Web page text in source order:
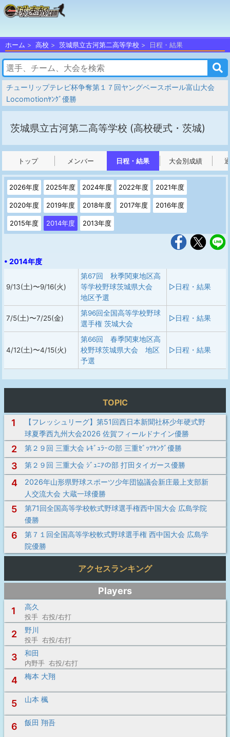
ホーム 高校 茨城県立古河第二高等学校 日程・結果
チューリップテレビ杯争奪第１７回ヤングベースボール富山大会
Locomotionﾔﾝｸﾞ優勝
茨城県立古河第二高等学校 (高校硬式・茨城)
トップ メンバー 日程・結果 大会別成績
2026年度 2025年度 2024年度 2022年度 2021年度
2020年度 2019年度 2018年度 2017年度 2016年度
2015年度 2014年度 2013年度
• 2014年度
9/13(土)〜9/16(火)
第67回 秋季関東地区高
等学校野球茨城県大会
地区予選
▷日程・結果
7/5(土)〜7/25(金)
第96回全国高等学校野球
選手権 茨城大会
▷日程・結果
4/12(土)〜4/15(火)
第66回 春季関東地区高
校野球茨城県大会 地区
予選
▷日程・結果
TOPIC
1
【フレッシュリーグ】第51回西日本新聞社杯少年硬式野
球夏季西九州大会2026 佐賀フィールドナイン優勝
2 第２９回 三重大会 ﾚｷﾞｭﾗｰの部 三重ｾﾞｯﾂﾔﾝｸﾞ優勝
3 第２９回 三重大会 ｼﾞｭﾆｱの部 打田タイガース優勝
4
2026年山形県野球スポーツ少年団協議会新庄最上支部新
人交流大会 大蔵一球優勝
5
第71回全国高等学校軟式野球選手権西中国大会 広島学院
優勝
6
第７１回全国高等学校軟式野球選手権 西中国大会 広島学
院優勝
アクセスランキング
Players
1
高久
投手 右投/右打
2 野川
投手 右投/右打
3 和田
内野手 右投/右打
4 梅本 大翔
5 山本 楓
6 飯田 翔吾